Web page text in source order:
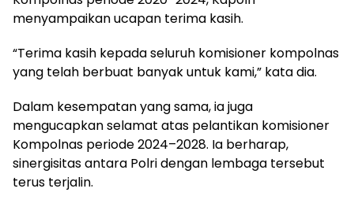
menyampaikan ucapan terima kasih.
“Terima kasih kepada seluruh komisioner kompolnas
yang telah berbuat banyak untuk kami,” kata dia.
Dalam kesempatan yang sama, ia juga
mengucapkan selamat atas pelantikan komisioner
Kompolnas periode 2024–2028. Ia berharap,
sinergisitas antara Polri dengan lembaga tersebut
terus terjalin.